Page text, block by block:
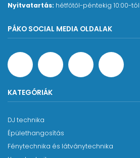
Nyitvatartás: hétfőtől-péntekig 10:00-tól
PÁKO SOCIAL MEDIA OLDALAK
KATEGÓRIÁK
DJ technika
Épülethangosítás
Fénytechnika és látványtechnika